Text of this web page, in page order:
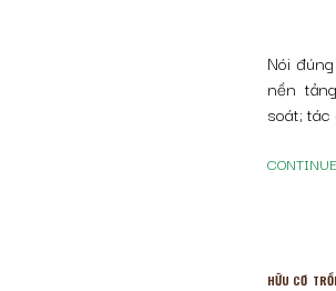
Nói
nền
soát;
HỮU CƠ